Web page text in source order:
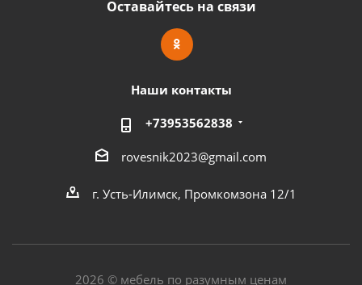
Оставайтесь на связи
Наши контакты
+73953562838
rovesnik2023@gmail.com
г. Усть-Илимск, Промкомзона 12/1
2026 © мебель по разумным ценам